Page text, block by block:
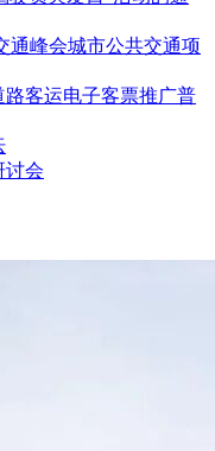
通峰会城市公共交通项
客运电子客票推广普
讨会